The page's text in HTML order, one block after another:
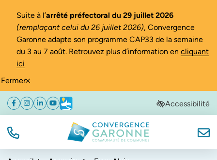
Fermer
Suite à l’arrêté préfectoral du 29 juillet 2026
(remplaçant celui du 26 juillet 2026), Convergence
Garonne adapte son programme CAP33 de la semaine
du 3 au 7 août. Retrouvez plus d’information en cliquant
ici
Aller
navigation
Aller
au
Aller
au
de
Facebook
(ouverture dans un nouvel onglet)
Instagram
(ouverture dans un nouvel onglet)
Linkedin
(ouverture dans un nouvel onglet)
YouTube
(ouverture dans un nouvel onglet)
Météo
(ouverture dans un nouvel onglet)Accessibilité
TÉL. Convergence Garonne